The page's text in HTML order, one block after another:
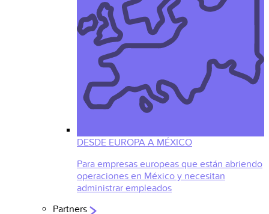
DESDE EUROPA A MÉXICO
Para empresas europeas que están abriendo
operaciones en México y necesitan
administrar empleados
Partners